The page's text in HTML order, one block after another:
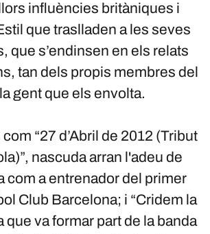
influències britàniques i
que traslladen a les seves
que s’endinsen en els relats
tan dels propis membres del
gent que els envolta.
“27 d’Abril de 2012 (Tribut
nascuda arran l'adeu de
com a entrenador del primer
Club Barcelona; i “Cridem la
que va formar part de la banda